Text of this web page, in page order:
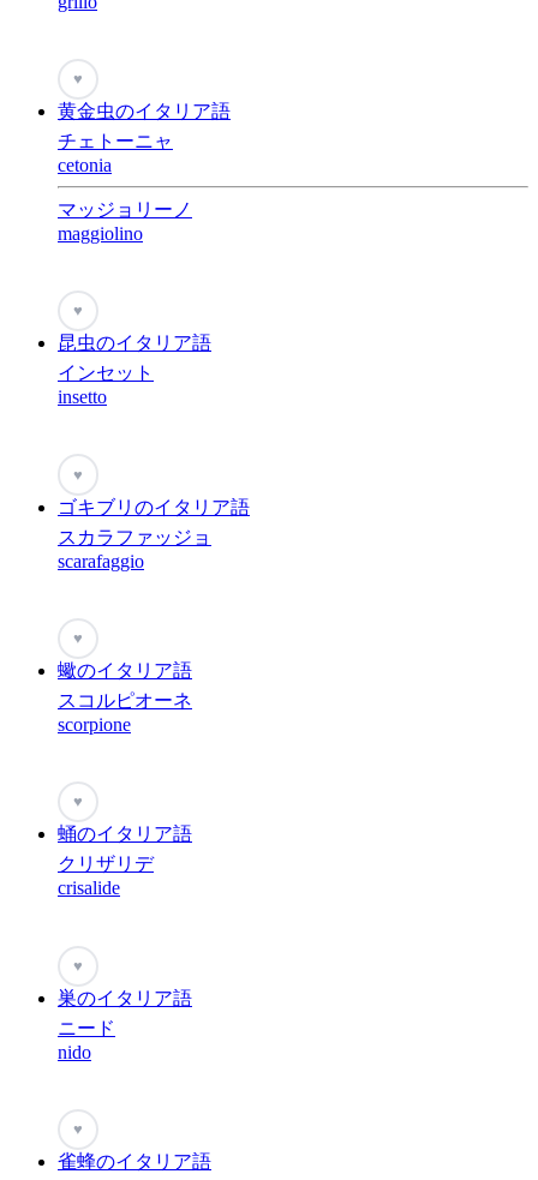
♥
黄金虫のイタリア語
チェトーニャ
cetonia
マッジョリーノ
maggiolino
♥
昆虫のイタリア語
インセット
insetto
♥
ゴキブリのイタリア語
スカラファッジョ
scarafaggio
♥
蠍のイタリア語
スコルピオーネ
scorpione
♥
蛹のイタリア語
クリザリデ
crisalide
♥
巣のイタリア語
ニード
nido
♥
雀蜂のイタリア語